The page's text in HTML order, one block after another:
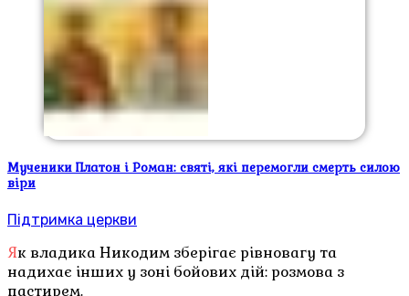
Мученики Платон і Роман: святі, які перемогли смерть силою
віри
Підтримка церкви
Як владика Никодим зберігає рівновагу та
надихає інших у зоні бойових дій: розмова з
пастирем.